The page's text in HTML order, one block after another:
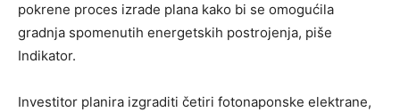
pokrene proces izrade plana kako bi se omogućila
gradnja spomenutih energetskih postrojenja, piše
Indikator.
Investitor planira izgraditi četiri fotonaponske elektrane,